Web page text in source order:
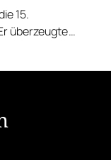
15.
überzeugte